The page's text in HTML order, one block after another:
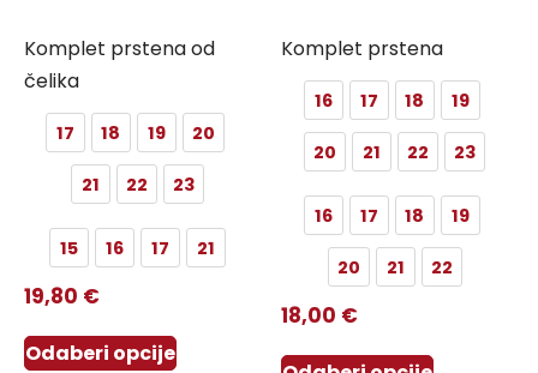
Komplet prstena od
čelika
17 18 19 20
21 22 23
15 16 17 21
19,80 €
Odaberi opcije
Komplet prstena
16 17 18 19
20 21 22 23
16 17 18 19
20 21 22
18,00 €